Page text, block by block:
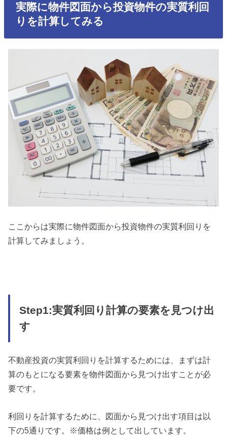
実際に物件図面から投資物件の実質利回
りを計算してみる
ここからは実際に物件図面から投資物件の実質利回りを
計算してみましょう。
Step1:実質利回り計算の要素を見つけ出
す
不動産投資の実質利回りを計算するためには、まずは計
算のもとになる要素を物件図面から見つけ出すことが必
要です。
利回りを計算するために、図面から見つけ出す項目は以
下の5通りです。※価格は例として出しています。